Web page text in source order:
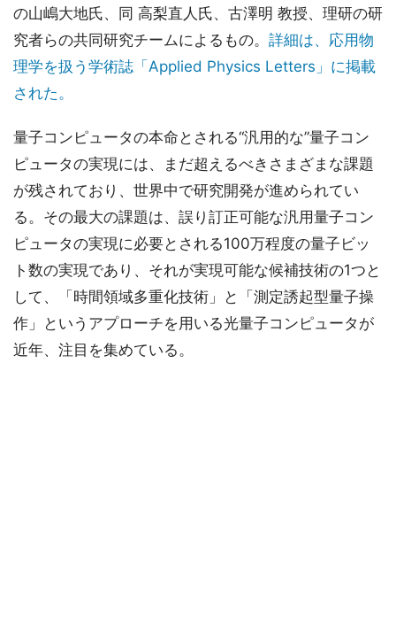
の山嶋大地氏、同 高梨直人氏、古澤明 教授、理研の研
究者らの共同研究チームによるもの。 詳細は、応用物
理学を扱う学術誌「Applied Physics Letters」に掲載
された。
量子コンピュータの本命とされる“汎用的な”量子コン
ピュータの実現には、まだ超えるべきさまざまな課題
が残されており、世界中で研究開発が進められてい
る。その最大の課題は、誤り訂正可能な汎用量子コン
ピュータの実現に必要とされる100万程度の量子ビッ
ト数の実現であり、それが実現可能な候補技術の1つと
して、「時間領域多重化技術」と「測定誘起型量子操
作」というアプローチを用いる光量子コンピュータが
近年、注目を集めている。